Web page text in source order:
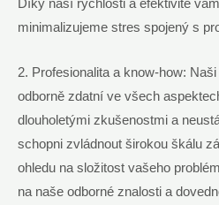
Díky‍ naší ​rychlosti a efektivitě
minimalizujeme ⁢stres spojený s
2. Profesionalita a know-how:​
odborně​ zdatní ve ‌všech
dlouholetými ⁣zkušenostmi a
⁣schopni zvládnout‌ širokou‍ škálu
ohledu na ⁢složitost ⁢vašeho
na‌ naše⁢ odborné‍ znalosti a